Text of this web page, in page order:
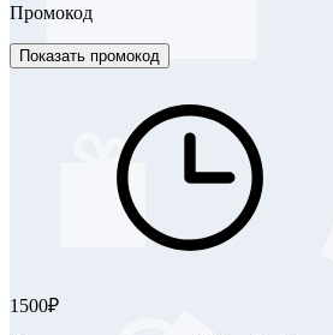
Промокод
Показать промокод
1500₽